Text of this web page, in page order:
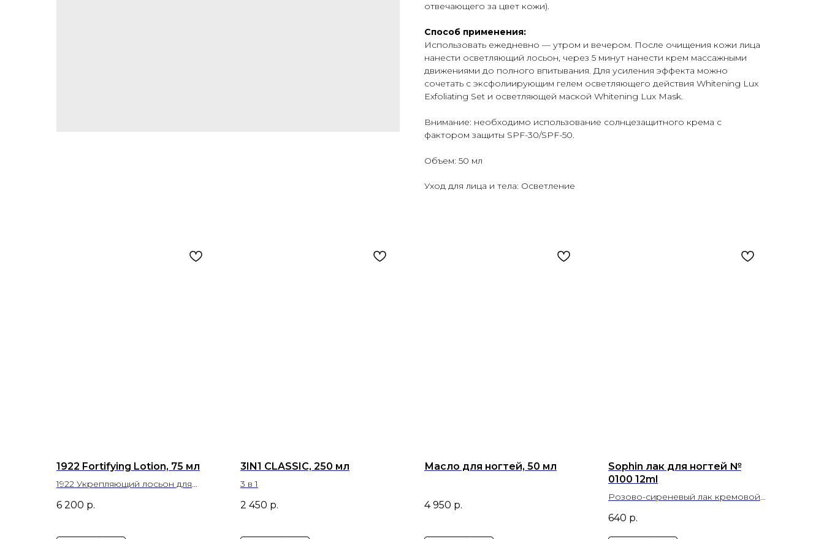
отвечающего за цвет кожи).
Способ применения:
Использовать ежедневно — утром и вечером. После очищения кожи лица
нанести осветляющий лосьон, через 5 минут нанести крем массажными
движениями до полного впитывания. Для усиления эффекта можно
сочетать с эксфолиирующим гелем осветляющего действия Whitening Lux
Exfoliating Set и осветляющей маской Whitening Lux Mask.
Внимание: необходимо использование солнцезащитного крема с
фактором защиты SPF-30/SPF-50.
Объем: 50 мл
Уход для лица и тела: Осветление
1922 Fortifying Lotion, 75 мл
1922 Укрепляющий лосьон для
6 200 р.
3IN1 CLASSIC, 250 мл
3 в 1
2 450 р.
Масло для ногтей, 50 мл
4 950 р.
Sophin лак для ногтей №
0100 12ml
Розово-сиреневый лак кремовой
серебристого шиммера
640 р.